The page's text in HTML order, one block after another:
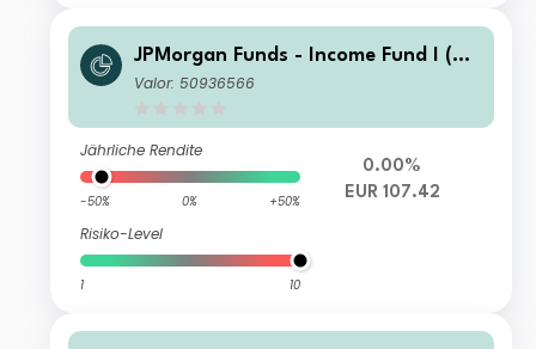
JPMorgan Funds - Income Fund I (ac
c) EUR (hedged)
Valor: 50936566
Jährliche Rendite
-50% 0% +50%
Risiko-Level
1 10
0.00%
EUR 107.42